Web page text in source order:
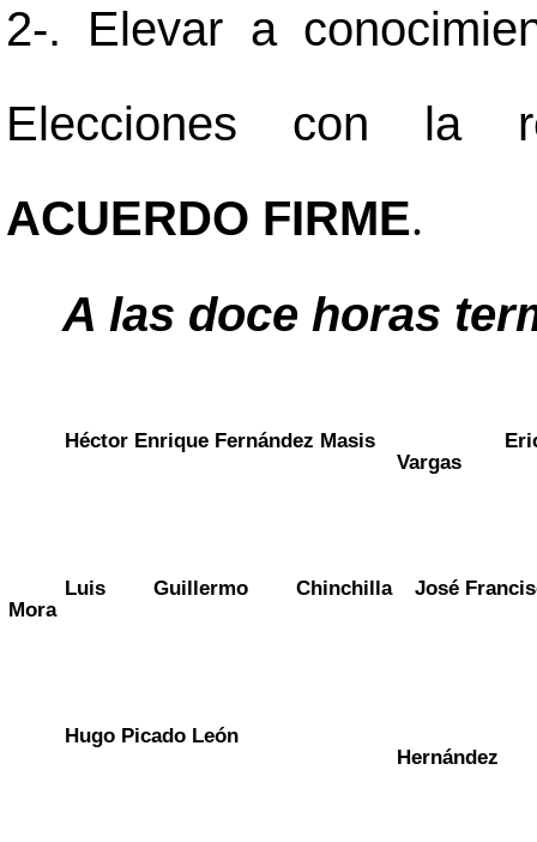
2-. Elevar a
Elecciones con la
ACUERDO FIRME.
A las doce horas
Héctor Enrique Fernández Masis
Erick
Vargas
Luis Guillermo Chinchilla
Mora
José
Hugo Picado León
Hernández